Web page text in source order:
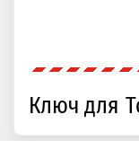
Ключ для